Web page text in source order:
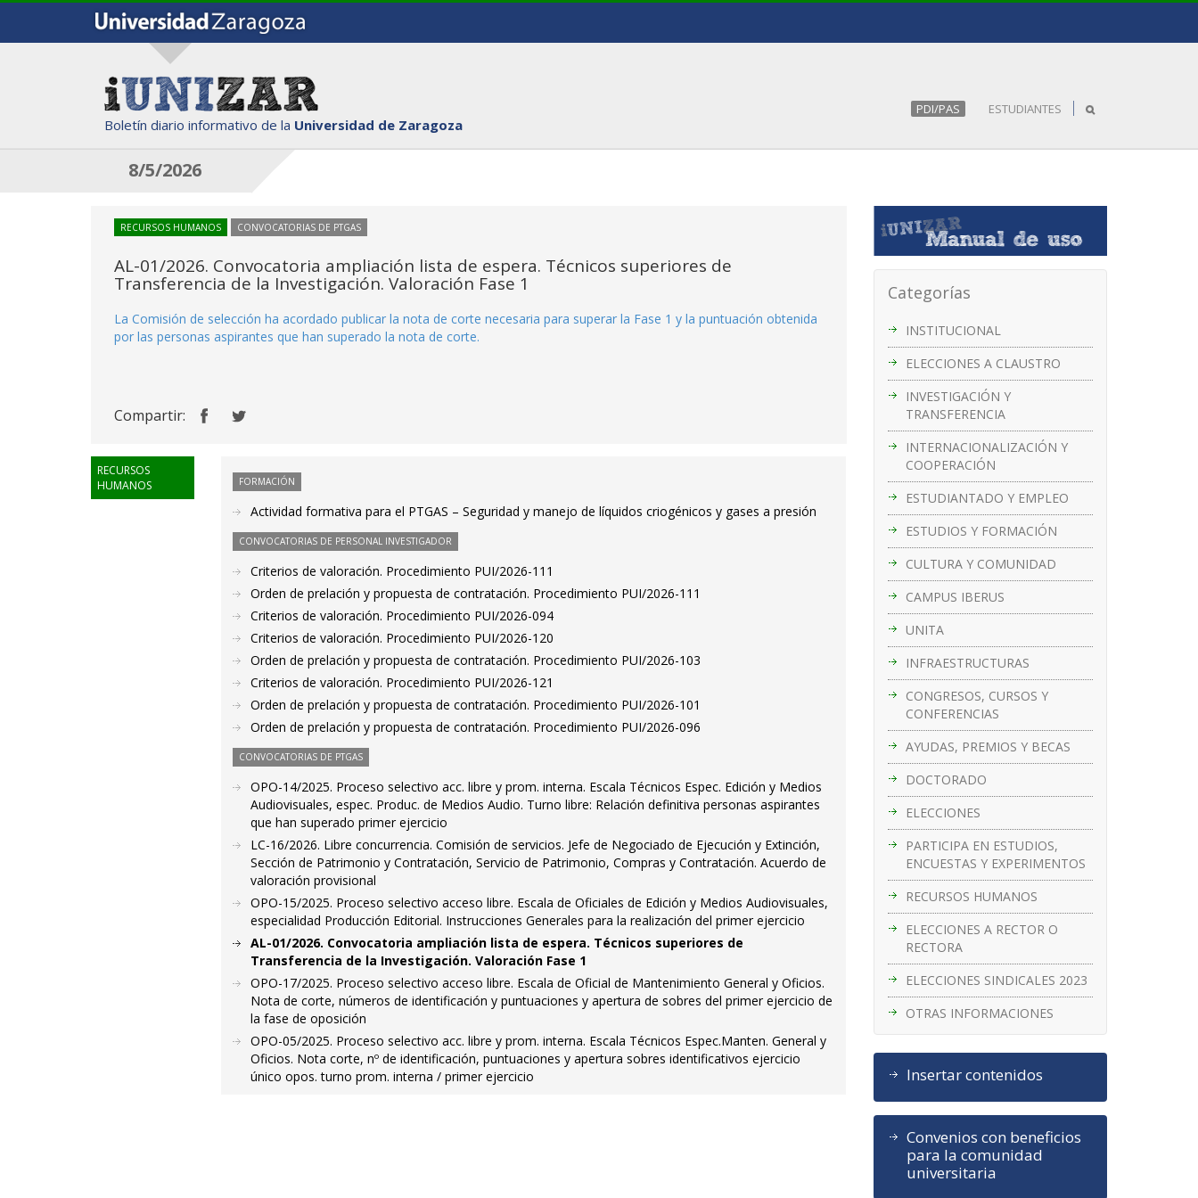
Boletín diario informativo de la Universidad de Zaragoza
PDI/PAS ESTUDIANTES
8/5/2026
Categorías
INSTITUCIONAL
ELECCIONES A CLAUSTRO
INVESTIGACIÓN Y
TRANSFERENCIA
INTERNACIONALIZACIÓN Y
COOPERACIÓN
ESTUDIANTADO Y EMPLEO
ESTUDIOS Y FORMACIÓN
CULTURA Y COMUNIDAD
CAMPUS IBERUS
UNITA
INFRAESTRUCTURAS
CONGRESOS, CURSOS Y
CONFERENCIAS
AYUDAS, PREMIOS Y BECAS
DOCTORADO
ELECCIONES
PARTICIPA EN ESTUDIOS,
ENCUESTAS Y EXPERIMENTOS
RECURSOS HUMANOS
ELECCIONES A RECTOR O
RECTORA
ELECCIONES SINDICALES 2023
OTRAS INFORMACIONES
Insertar contenidos
Convenios con beneficios
para la comunidad
universitaria
RECURSOS HUMANOS CONVOCATORIAS DE PTGAS
AL-01/2026. Convocatoria ampliación lista de espera. Técnicos superiores de
Transferencia de la Investigación. Valoración Fase 1
La Comisión de selección ha acordado publicar la nota de corte necesaria para superar la Fase 1 y la puntuación obtenida
por las personas aspirantes que han superado la nota de corte.
Compartir:
RECURSOS
HUMANOS
FORMACIÓN
Actividad formativa para el PTGAS – Seguridad y manejo de líquidos criogénicos y gases a presión
CONVOCATORIAS DE PERSONAL INVESTIGADOR
Criterios de valoración. Procedimiento PUI/2026-111
Orden de prelación y propuesta de contratación. Procedimiento PUI/2026-111
Criterios de valoración. Procedimiento PUI/2026-094
Criterios de valoración. Procedimiento PUI/2026-120
Orden de prelación y propuesta de contratación. Procedimiento PUI/2026-103
Criterios de valoración. Procedimiento PUI/2026-121
Orden de prelación y propuesta de contratación. Procedimiento PUI/2026-101
Orden de prelación y propuesta de contratación. Procedimiento PUI/2026-096
CONVOCATORIAS DE PTGAS
OPO-14/2025. Proceso selectivo acc. libre y prom. interna. Escala Técnicos Espec. Edición y Medios
Audiovisuales, espec. Produc. de Medios Audio. Turno libre: Relación definitiva personas aspirantes
que han superado primer ejercicio
LC-16/2026. Libre concurrencia. Comisión de servicios. Jefe de Negociado de Ejecución y Extinción,
Sección de Patrimonio y Contratación, Servicio de Patrimonio, Compras y Contratación. Acuerdo de
valoración provisional
OPO-15/2025. Proceso selectivo acceso libre. Escala de Oficiales de Edición y Medios Audiovisuales,
especialidad Producción Editorial. Instrucciones Generales para la realización del primer ejercicio
AL-01/2026. Convocatoria ampliación lista de espera. Técnicos superiores de
Transferencia de la Investigación. Valoración Fase 1
OPO-17/2025. Proceso selectivo acceso libre. Escala de Oficial de Mantenimiento General y Oficios.
Nota de corte, números de identificación y puntuaciones y apertura de sobres del primer ejercicio de
la fase de oposición
OPO-05/2025. Proceso selectivo acc. libre y prom. interna. Escala Técnicos Espec.Manten. General y
Oficios. Nota corte, nº de identificación, puntuaciones y apertura sobres identificativos ejercicio
único opos. turno prom. interna / primer ejercicio